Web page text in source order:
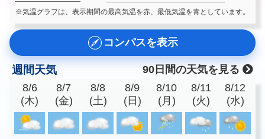
※気温グラフは、表示期間の最高気温を赤、最低気温を青としています。
コンパスを表示
週間天気
90日間の天気を見る
8/6
(木)
8/7
(金)
8/8
(土)
8/9
(日)
8/10
(月)
8/11
(火)
8/12
(水)